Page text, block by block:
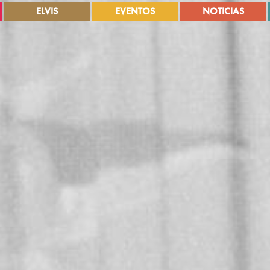
ELVIS EVENTOS NOTICIAS